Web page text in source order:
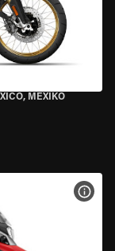
MEXIKO